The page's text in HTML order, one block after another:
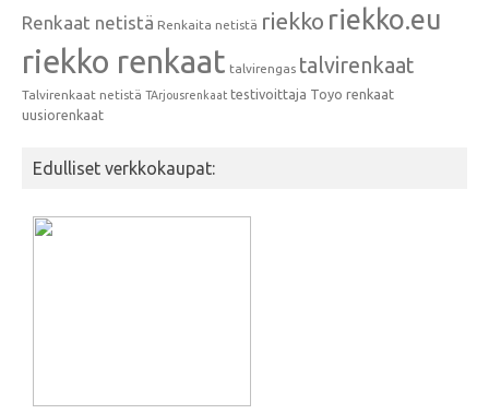
Renkaat netistä Renkaita netistä riekko riekko.eu
riekko renkaat talvirengas talvirenkaat
Talvirenkaat netistä TArjousrenkaat testivoittaja Toyo renkaat
uusiorenkaat
Edulliset verkkokaupat: